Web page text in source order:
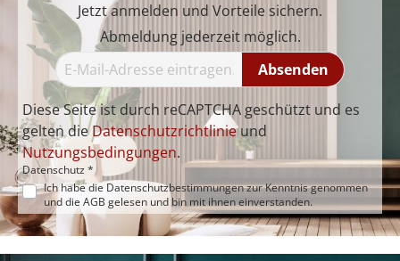
Jetzt anmelden und Vorteile sichern.
Abmeldung jederzeit möglich.
Absenden
Diese Seite ist durch reCAPTCHA geschützt und es
gelten dieDatenschutzrichtlinieund
Nutzungsbedingungen.
Datenschutz *
Ich habe die Datenschutzbestimmungenzur Kenntnis genommen
und die AGB gelesen und bin mit ihnen einverstanden.